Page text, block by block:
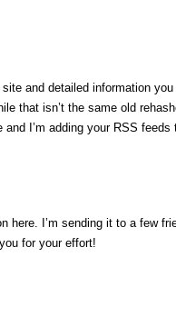
and detailed information you
that isn’t the same old
I’m adding your RSS
here. I’m sending it to a few
for your effort!